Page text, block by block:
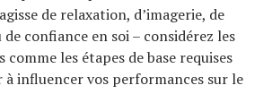
de relaxation, d’imagerie, de
confiance en soi – considérez les
les étapes de base requises
influencer vos performances sur le